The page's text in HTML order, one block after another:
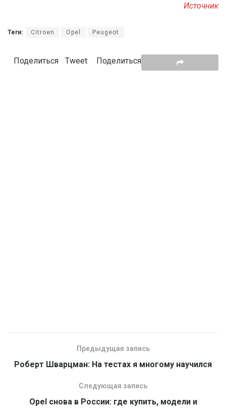
Источник
Теги: Citroen Opel Peugeot
Поделиться Tweet Поделиться
Предыдущая запись
Роберт Шварцман: На тестах я многому научился
Следующая запись
Opel снова в России: где купить, модели и